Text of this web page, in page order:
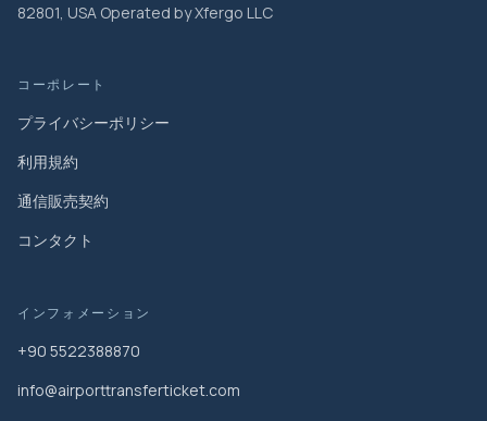
82801, USA Operated by Xfergo LLC
コーポレート
プライバシーポリシー
利用規約
通信販売契約
コンタクト
インフォメーション
+90 5522388870
info@airporttransferticket.com